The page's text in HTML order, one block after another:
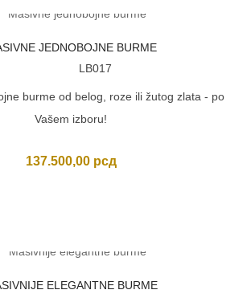
JEDNOBOJNE BURME
LB017
burme od belog, roze ili žutog zlata - po
Vašem izboru!
137.500,00 рсд
ELEGANTNE BURME